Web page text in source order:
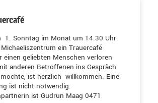
1. Sonntag im Monat um 14.30 Uhr
ein Trauercafé
einen geliebten Menschen verloren
anderen Betroffenen ins Gespräch
ist herzlich willkommen. Eine
ist nicht notwendig.
ist Gudrun Maag 0471